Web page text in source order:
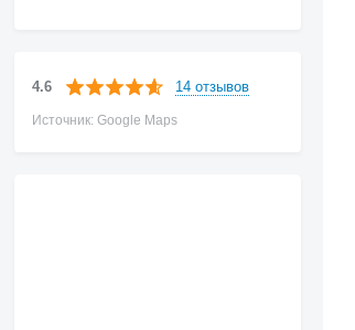
4.6 14 отзывов
Источник: Google Maps